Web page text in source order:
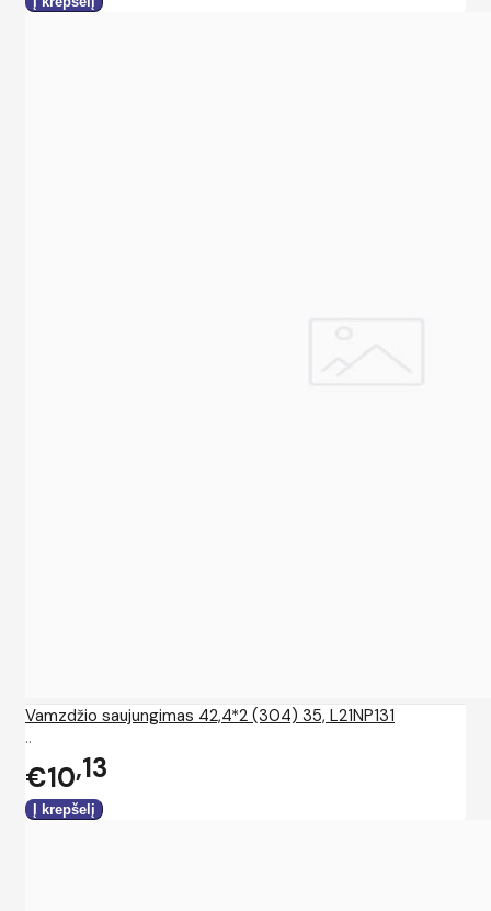
Vamzdžio saujungimas 42,4*2 (304) 35, L21NP131
..
€10 13